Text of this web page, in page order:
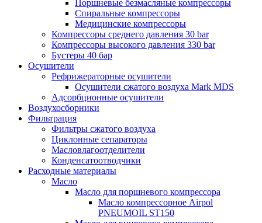
Поршневые безмасляные компрессоры
Спиральные компрессоры
Медицинские компрессоры
Компрессоры среднего давления 30 bar
Компрессоры высокого давления 330 bar
Бустеры 40 бар
Осушители
Рефрижераторные осушители
Осушители сжатого воздуха Mark MDS
Адсорбционные осушители
Воздухосборники
Фильтрация
Фильтры сжатого воздуха
Циклонные сепараторы
Масловлагоотделители
Конденсатоотводчики
Расходные материалы
Масло
Масло для поршневого компрессора
Масло компрессорное Airpol
PNEUMOIL ST150